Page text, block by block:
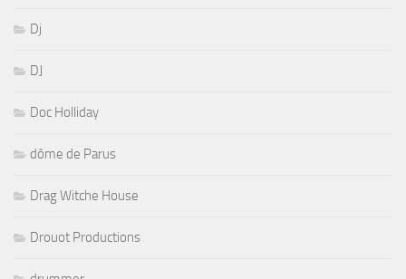
Dj
DJ
Doc Holliday
dôme de Parus
Drag Witche House
Drouot Productions